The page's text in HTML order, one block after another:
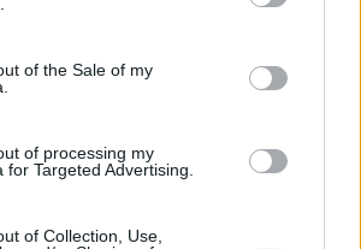
to Google and its third-party tags to
specified purposes in below Google
of the Sale of my
of processing my
for Targeted Advertising.
of Collection, Use,